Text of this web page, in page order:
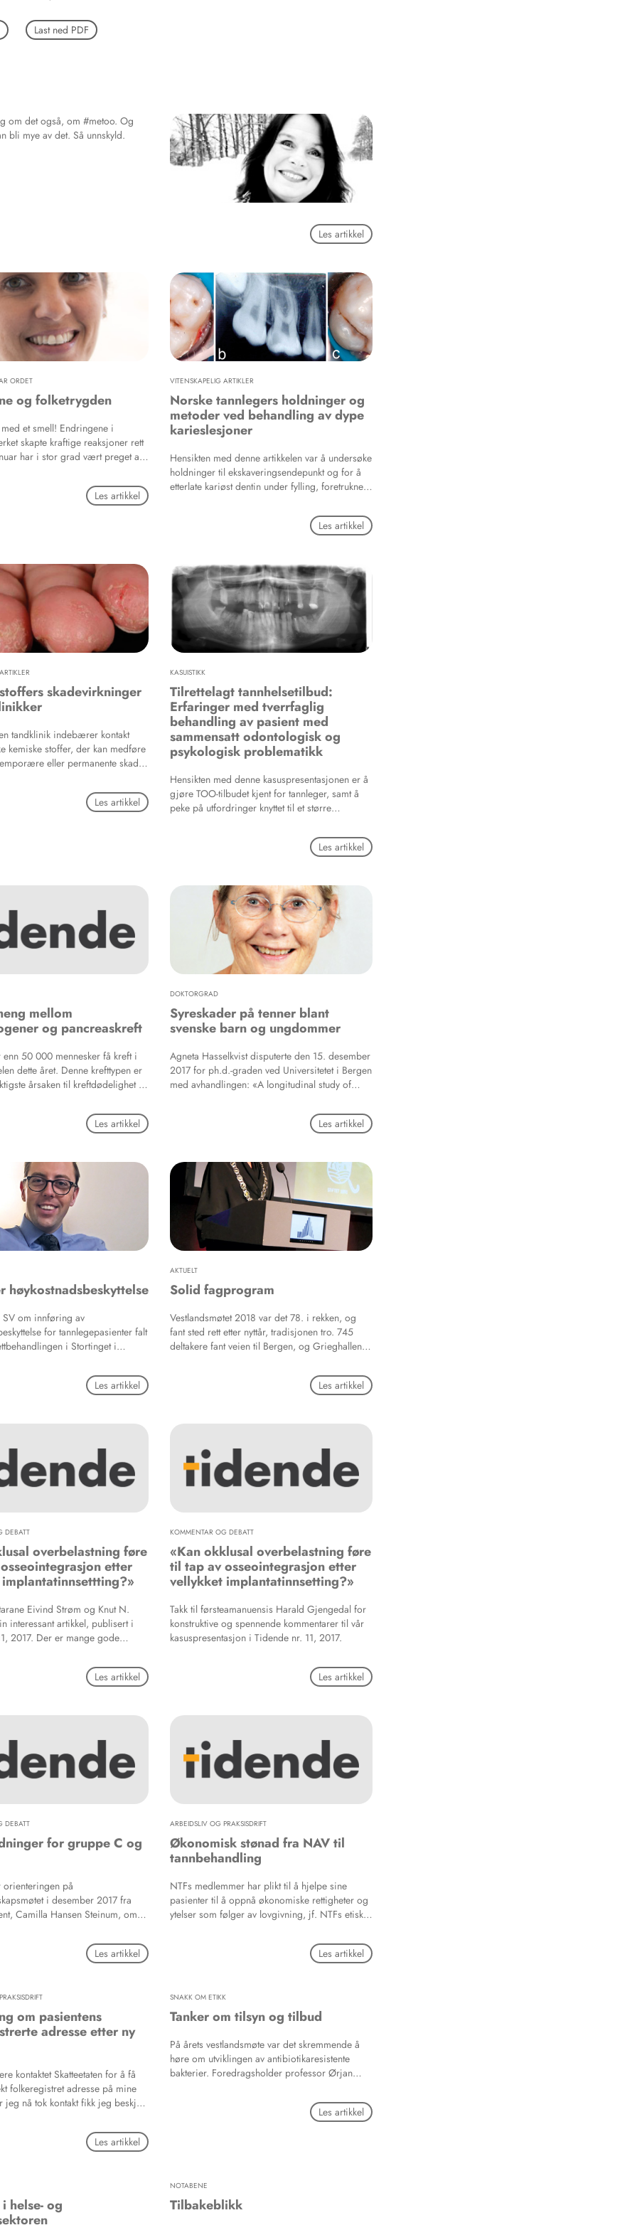
Last ned PDF
om det også, om #metoo. Og
bli mye av det. Så unnskyld.
Les artikkel
ORDET
og folketrygden
med et smell! Endringene i
skapte kraftige reaksjoner rett
har i stor grad vært preget av
og fremst til de store endringene
i innslagspunkt 14, men
Les artikkel
VITENSKAPELIG ARTIKLER
Norske tannlegers holdninger og
metoder ved behandling av dype
karieslesjoner
Hensikten med denne artikkelen var å undersøke
holdninger til ekskaveringsendepunkt og for å
etterlate kariøst dentin under fylling, foretrukne
som ble brukt ved dype karieslesjoner og
pulpaeksponering hos allmennpraktiserende
behandlingsmetoder og
bakgrunnskarakteristika.
Les artikkel
skadevirkninger
tandklinik indebærer kontakt
kemiske stoffer, der kan medføre
eller permanente skader
også som irritative,
eller organtoksiske effekter. Allergi
fx kviksølv fra
kan frigives ved både
og fjernelse af fyldninger.
forskellige
desinfektionsmidler til både
formål som
og henstandsdesinfektion.
indeholde
latexprotein og
samt give anledning til irritativt
Les artikkel
KASUISTIKK
Tilrettelagt tannhelsetilbud:
Erfaringer med tverrfaglig
behandling av pasient med
sammensatt odontologisk og
psykologisk problematikk
Hensikten med denne kasuspresentasjonen er å
gjøre TOO-tilbudet kjent for tannleger, samt å
peke på utfordringer knyttet til et større
Les artikkel
mellom
og pancreaskreft
enn 50 000 mennesker få kreft i
dette året. Denne krefttypen er
årsaken til kreftdødelighet i
Les artikkel
DOKTORGRAD
Syreskader på tenner blant
svenske barn og ungdommer
Agneta Hasselkvist disputerte den 15. desember
2017 for ph.d.-graden ved Universitetet i Bergen
med avhandlingen: «A longitudinal study of
a group of Swedish children and adolescents».
Les artikkel
høykostnadsbeskyttelse
SV om innføring av
for tannlegepasienter falt
i Stortinget i
Les artikkel
AKTUELT
Solid fagprogram
Vestlandsmøtet 2018 var det 78. i rekken, og
fant sted rett etter nyttår, tradisjonen tro. 745
deltakere fant veien til Bergen, og Grieghallen.
Les artikkel
DEBATT
overbelastning føre
etter
Eivind Strøm og Knut N.
interessant artikkel, publisert i
2017. Der er mange gode
er der mange gode protetiske
eg er også einig i den tydelege
implantat fører til ugunstige
og i enkelte høve til eit
resultat, som i dette tilfelle.
Les artikkel
KOMMENTAR OG DEBATT
«Kan okklusal overbelastning føre
til tap av osseointegrasjon etter
vellykket implantatinnsetting?»
Takk til førsteamanuensis Harald Gjengedal for
konstruktive og spennende kommentarer til vår
kasuspresentasjon i Tidende nr. 11, 2017.
Les artikkel
DEBATT
for gruppe C og
orienteringen på
i desember 2017 fra
Camilla Hansen Steinum, om
for gruppen 21 - 25
hørte rett. Dette er et positivt
Les artikkel
ARBEIDSLIV OG PRAKSISDRIFT
Økonomisk stønad fra NAV til
tannbehandling
NTFs medlemmer har plikt til å hjelpe sine
pasienter til å oppnå økonomiske rettigheter og
ytelser som følger av lovgivning, jf. NTFs etiske
rettigheter etter folketrygdloven i denne
sammenheng (Helforefusjon), men ogsåLes artikkel
om pasientens
adresse etter ny
kontaktet Skatteetaten for å få
folkeregistret adresse på mine
jeg nå tok kontakt fikk jeg beskjed
til korrekt adresse etter nytt
Les artikkel
SNAKK OM ETIKK
Tanker om tilsyn og tilbud
På årets vestlandsmøte var det skremmende å
høre om utviklingen av antibiotikaresistente
bakterier. Foredragsholder professor Ørjan
Universitetet i Tromsø, poengterte hvor viktig det
er med basalt smittevern, ikke minst med fokus
Les artikkel
helse- og
NOTABENE
Tilbakeblikk